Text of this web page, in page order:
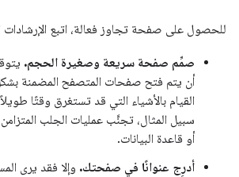
للحصول على صفحة تجاوز فعالة، اتبع الإرشادات
صمِّم صفحة سريعة وصغيرة الحجم.
أن يتم فتح صفحات المتصفح المضمنة
القيام بالأشياء التي قد تستغرق وقتًا
سبيل المثال، تجنَّب عمليات الجلب المتزامن
أو قاعدة البيانات.
أدرِج عنوانًا في صفحتك. وإلا فقد يرى